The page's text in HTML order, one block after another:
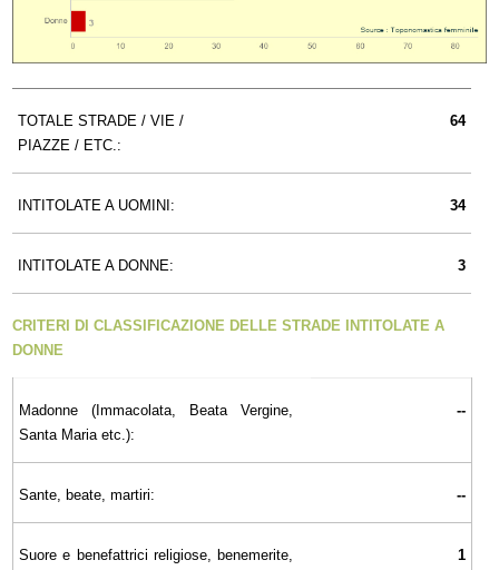
TOTALE STRADE / VIE /
PIAZZE / ETC.:
64
INTITOLATE A UOMINI: 34
INTITOLATE A DONNE: 3
CRITERI DI CLASSIFICAZIONE DELLE STRADE INTITOLATE A
DONNE
Madonne (Immacolata, Beata Vergine,
Santa Maria etc.):
--
Sante, beate, martiri: --
Suore e benefattrici religiose, benemerite,
1